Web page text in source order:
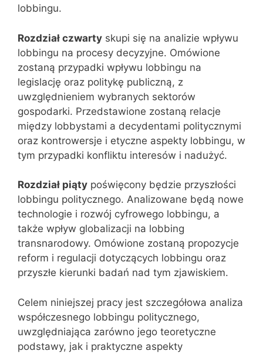
lobbingu.
Rozdział czwarty skupi się na analizie wpływu
lobbingu na procesy decyzyjne. Omówione
zostaną przypadki wpływu lobbingu na
legislację oraz politykę publiczną, z
uwzględnieniem wybranych sektorów
gospodarki. Przedstawione zostaną relacje
między lobbystami a decydentami politycznymi
oraz kontrowersje i etyczne aspekty lobbingu, w
tym przypadki konfliktu interesów i nadużyć.
Rozdział piąty poświęcony będzie przyszłości
lobbingu politycznego. Analizowane będą nowe
technologie i rozwój cyfrowego lobbingu, a
także wpływ globalizacji na lobbing
transnarodowy. Omówione zostaną propozycje
reform i regulacji dotyczących lobbingu oraz
przyszłe kierunki badań nad tym zjawiskiem.
Celem niniejszej pracy jest szczegółowa analiza
współczesnego lobbingu politycznego,
uwzględniająca zarówno jego teoretyczne
podstawy, jak i praktyczne aspekty